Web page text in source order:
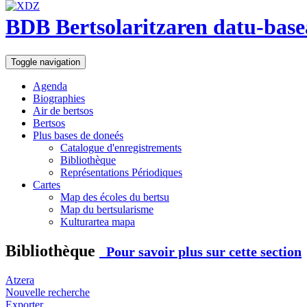
BDB Bertsolaritzaren datu-
Toggle navigation
Agenda
Biographies
Air de bertsos
Bertsos
Plus bases de doneés
Catalogue d'enregistrements
Bibliothèque
Représentations Périodiques
Cartes
Map des écoles du bertsu
Map du bertsularisme
Kulturartea mapa
Bibliothèque Pour savoir plus sur cette section
Atzera
Nouvelle recherche
Exporter